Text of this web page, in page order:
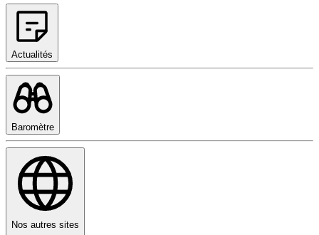
Actualités
Baromètre
Nos autres sites